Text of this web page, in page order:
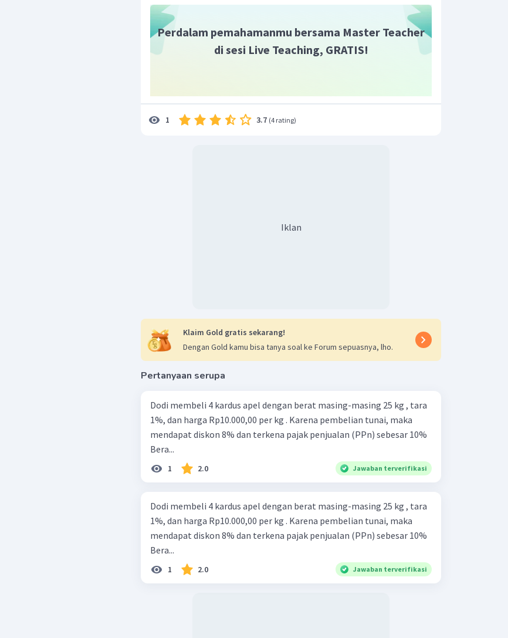
Perdalam pemahamanmu bersama Master Teacher
di sesi Live Teaching, GRATIS!
1 3.7 (4 rating)
Iklan
Klaim Gold gratis sekarang!
Dengan Gold kamu bisa tanya soal ke Forum sepuasnya, lho.
Pertanyaan serupa
Dodi membeli 4 kardus apel dengan berat masing-masing 25 kg , tara
1%, dan harga Rp10.000,00 per kg . Karena pembelian tunai, maka
mendapat diskon 8% dan terkena pajak penjualan (PPn) sebesar 10%
Bera...
1 2.0 Jawaban terverifikasi
Dodi membeli 4 kardus apel dengan berat masing-masing 25 kg , tara
1%, dan harga Rp10.000,00 per kg . Karena pembelian tunai, maka
mendapat diskon 8% dan terkena pajak penjualan (PPn) sebesar 10%
Bera...
1 2.0 Jawaban terverifikasi